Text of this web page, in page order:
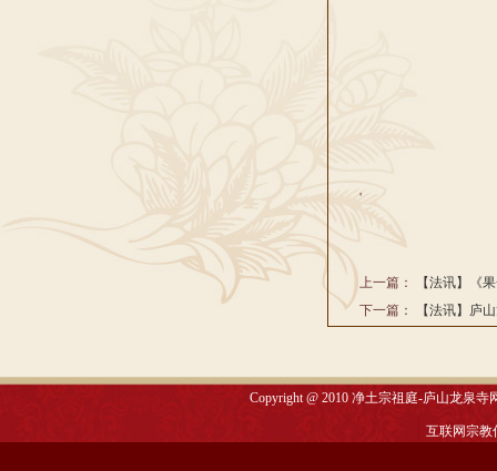
'
上一篇：
【法讯】《
下一篇：
【法讯】庐
Copyright @ 2010净土宗祖庭-庐山龙泉寺
互联网宗教